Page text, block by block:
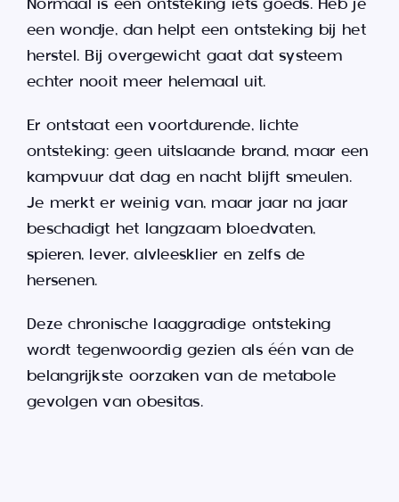
Normaal is een ontsteking iets goeds. Heb je
een wondje, dan helpt een ontsteking bij het
herstel. Bij overgewicht gaat dat systeem
echter nooit meer helemaal uit.
Er ontstaat een voortdurende, lichte
ontsteking: geen uitslaande brand, maar een
kampvuur dat dag en nacht blijft smeulen.
Je merkt er weinig van, maar jaar na jaar
beschadigt het langzaam bloedvaten,
spieren, lever, alvleesklier en zelfs de
hersenen.
Deze chronische laaggradige ontsteking
wordt tegenwoordig gezien als één van de
belangrijkste oorzaken van de metabole
gevolgen van obesitas.